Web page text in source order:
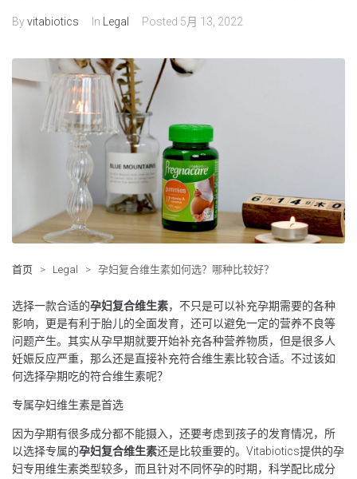
Byvitabiotics In Legal Posted 5月 13, 2022
首页 > Legal > 孕妇复合维生素如何选？哪种比较好？
选择一款合适的孕妇复合维生素，不只是可以补充孕期需要的各种
影响，更是有利于胎儿的全面发育，还可以避免一定的营养不良等
问题产生。其实从孕早期就要开始补充各种营养物质，但是很多人
妊娠反应严重，那么还是直接补充符合维生素比较合适。不过该如
何选择孕期吃的符合维生素呢？
专属孕妇维生素是首选
因为孕期有很多成分都不能摄入，还要考虑到孩子的发育情况，所
以选择专属的孕妇复合维生素还是比较重要的。Vitabiotics提供的孕
妇专用维生素类型较多，而且针对不同怀孕的时期，科学配比成分